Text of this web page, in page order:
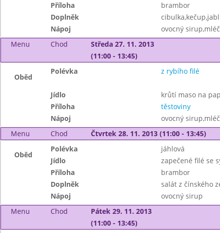
Příloha
brambor
Doplněk
Nápoj
ovocný
Menu
Chod
Středa 27. 11. 2013
(11:00 - 13:45)
Oběd
Polévka z rybího filé
Jídlo
krůtí maso na
Příloha
těstoviny
Nápoj
ovocný
Menu
Chod Čtvrtek 28. 11. 2013 (11:00 - 13:45)
Oběd
Polévka
jáhlová
Jídlo
zapečené filé se
Příloha
brambor
Doplněk
salát z čínského
Nápoj
ovocný sirup
Menu
Chod
Pátek 29. 11. 2013
(11:00 - 13:45)